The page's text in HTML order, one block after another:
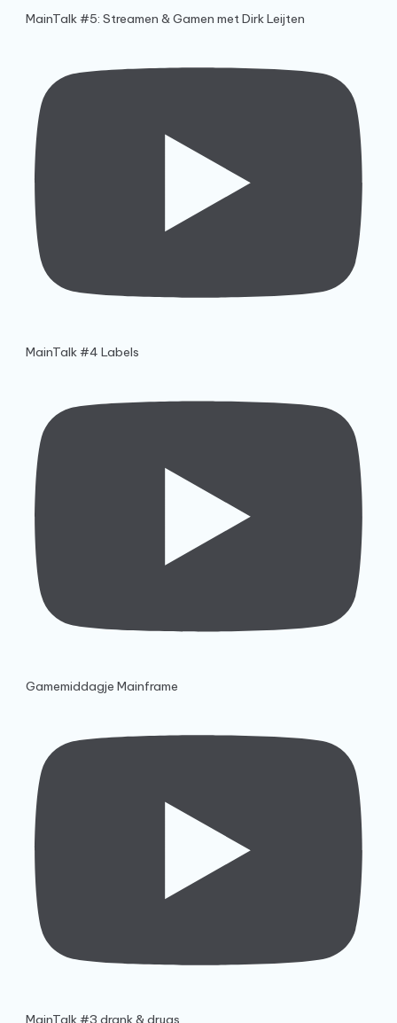
MainTalk #5: Streamen & Gamen met Dirk Leijten
MainTalk #4 Labels
Gamemiddagje Mainframe